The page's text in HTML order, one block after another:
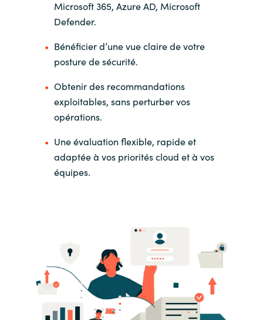
Netherlands
Norway
Philippines
Portugal
Serbia
Slovenia
Singapore
Microsoft 365, Azure AD, Microsoft
Defender.
Bénéficier d’une vue claire de votre
posture de sécurité.
Obtenir des recommandations
exploitables, sans perturber vos
opérations.
Une évaluation flexible, rapide et
adaptée à vos priorités cloud et à vos
équipes.